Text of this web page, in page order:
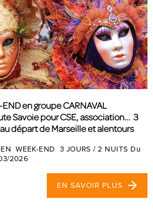
en groupe CARNAVAL
Savoie pour CSE, association... 3
au départ de Marseille et alentours
WEEK-END 3 JOURS / 2 NUITS Du
2026
EN SAVOIR PLUS